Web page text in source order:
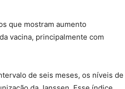
que mostram aumento
vacina, principalmente com
de seis meses, os níveis de